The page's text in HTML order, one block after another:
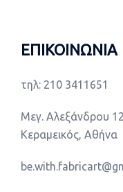
ΕΠΙΚΟΙΝΩΝΙΑ
τηλ: 210 3411651
Μεγ. Αλεξάνδρου
Κεραμεικός, Αθήνα